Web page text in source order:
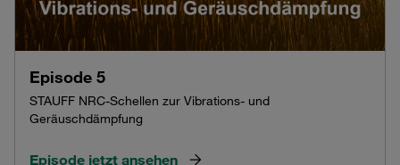
Episode 5
STAUFF NRC-Schellen zur Vibrations- und
Geräuschdämpfung
Episode jetzt ansehen